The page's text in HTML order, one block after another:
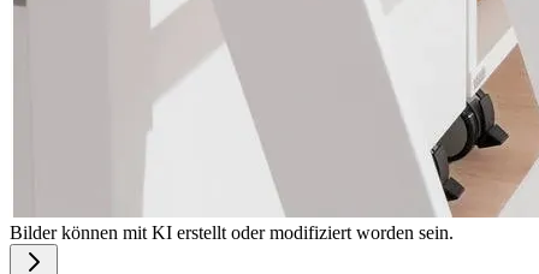
Bilder können mit KI erstellt oder modifiziert worden sein.